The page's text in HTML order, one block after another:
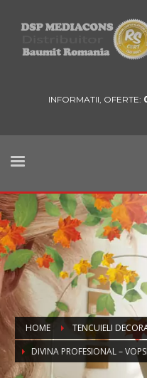
INFORMATII, OFERTE:
HOME
TENCUIELI
DIVINA PROFESIONAL –